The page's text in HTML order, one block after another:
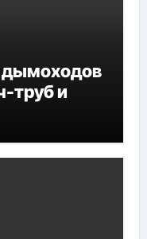
дымоходов
труб и